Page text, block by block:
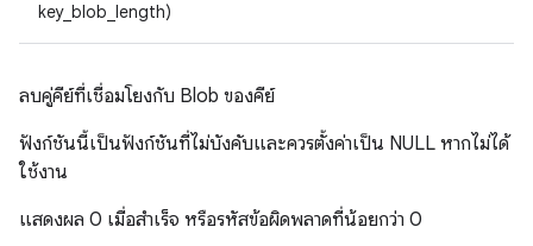
key_blob_length)
ลบคู่คีย์ที่เชื่อมโยงกับ Blob ของคีย์
ฟังก์ชันนี้เป็นฟังก์ชันที่ไม่บังคับและควรตั้งค่าเป็น NULL หากไม่ได้
ใช้งาน
แสดงผล 0 เมื่อสําเร็จ หรือรหัสข้อผิดพลาดที่น้อยกว่า 0